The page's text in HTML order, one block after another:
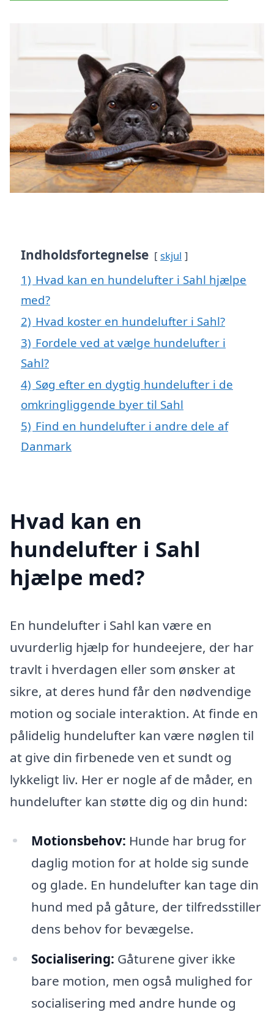
Indholdsfortegnelse skjul
1) Hvad kan en hundelufter i Sahl hjælpe
med?
2) Hvad koster en hundelufter i Sahl?
3) Fordele ved at vælge hundelufter i
Sahl?
4) Søg efter en dygtig hundelufter i de
omkringliggende byer til Sahl
5) Find en hundelufter i andre dele af
Danmark
Hvad kan en
hundelufter i Sahl
hjælpe med?
En hundelufter i Sahl kan være en
uvurderlig hjælp for hundeejere, der har
travlt i hverdagen eller som ønsker at
sikre, at deres hund får den nødvendige
motion og sociale interaktion. At finde en
pålidelig hundelufter kan være nøglen til
at give din firbenede ven et sundt og
lykkeligt liv. Her er nogle af de måder, en
hundelufter kan støtte dig og din hund:
Motionsbehov: Hunde har brug for
daglig motion for at holde sig sunde
og glade. En hundelufter kan tage din
hund med på gåture, der tilfredsstiller
dens behov for bevægelse.
Socialisering: Gåturene giver ikke
bare motion, men også mulighed for
socialisering med andre hunde og